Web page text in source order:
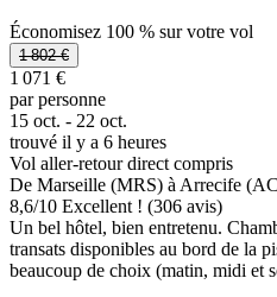
Économisez 100 % sur votre vol
1 802 €
1 071 €
par personne
15 oct. - 22 oct.
trouvé il y a 6 heures
Vol aller-retour direct compris
De Marseille (MRS) à Arrecife
8,6/10 Excellent ! (306 avis)
Un bel hôtel, bien entretenu.
transats disponibles au bord de la
beaucoup de choix (matin, midi et